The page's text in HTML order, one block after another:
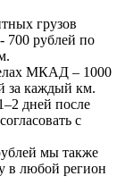
грузов
700 рублей по
МКАД – 1000
за каждый км.
дней после
с
мы также
в любой регион